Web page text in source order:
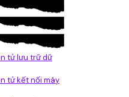
tử lưu trữ dữ
tử kết nối máy